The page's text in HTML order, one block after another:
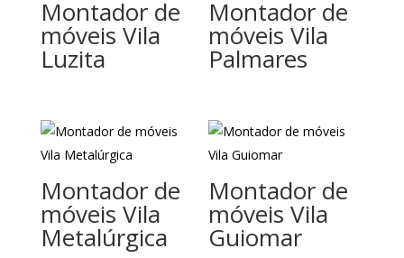
Montador de
móveis Vila
Luzita
Montador de
móveis Vila
Palmares
Montador de
móveis Vila
Metalúrgica
Montador de
móveis Vila
Guiomar